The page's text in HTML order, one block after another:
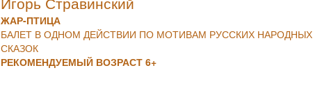
ЖАР-ПТИЦА
БАЛЕТ В ОДНОМ ДЕЙСТВИИ ПО МОТИВАМ РУССКИХ НАРОДНЫХ
СКАЗОК
РЕКОМЕНДУЕМЫЙ ВОЗРАСТ 6+